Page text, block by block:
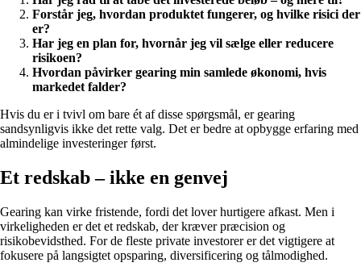
Forstår jeg, hvordan produktet fungerer, og hvilke risici der
er?
Har jeg en plan for, hvornår jeg vil sælge eller reducere
risikoen?
Hvordan påvirker gearing min samlede økonomi, hvis
markedet falder?
Hvis du er i tvivl om bare ét af disse spørgsmål, er gearing
sandsynligvis ikke det rette valg. Det er bedre at opbygge erfaring med
almindelige investeringer først.
Et redskab – ikke en genvej
Gearing kan virke fristende, fordi det lover hurtigere afkast. Men i
virkeligheden er det et redskab, der kræver præcision og
risikobevidsthed. For de fleste private investorer er det vigtigere at
fokusere på langsigtet opsparing, diversificering og tålmodighed.